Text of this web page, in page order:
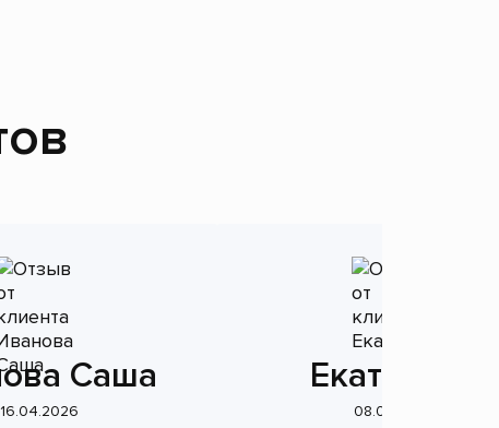
Саша
16.04.2026
Екатерина
08.04.2026